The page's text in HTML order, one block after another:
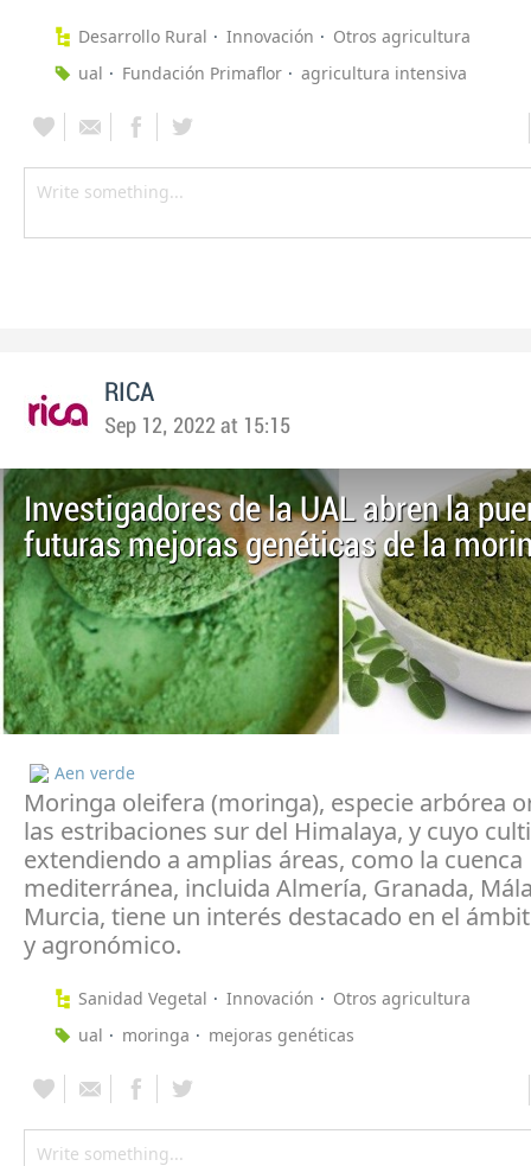
Desarrollo Rural Innovación
Otros agricultura
ual
Fundación Primaflor agricultura intensiva
RICA
Sep 12, 2022 at 15:15
Investigadores de la UAL abren la
futuras mejoras genéticas de la
Aen verde
Moringa oleifera (moringa), especie arbórea
las estribaciones sur del Himalaya, y cuyo
extendiendo a amplias áreas, como la cuenca
mediterránea, incluida Almería, Granada,
Murcia, tiene un interés destacado en el
y agronómico.
Sanidad Vegetal Innovación
Otros agricultura
ual
moringa mejoras genéticas